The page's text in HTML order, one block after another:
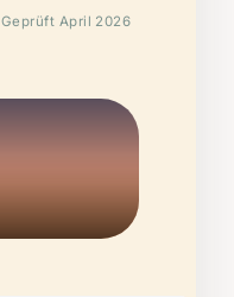
Geprüft April 2026